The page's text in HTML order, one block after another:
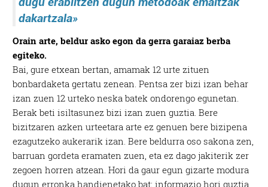
dakartzala»
Orain arte, beldur asko egon da gerra garaiaz berba
egiteko.
Bai, gure etxean bertan, amamak 12 urte zituen
bonbardaketa gertatu zenean. Pentsa zer bizi izan behar
izan zuen 12 urteko neska batek ondorengo egunetan.
Berak beti isiltasunez bizi izan zuen guztia. Bere
bizitzaren azken urteetara arte ez genuen bere bizipena
ezagutzeko aukerarik izan. Bere beldurra oso sakona zen,
barruan gordeta eramaten zuen, eta ez dago jakiterik zer
zegoen horren atzean. Hori da gaur egun gizarte modura
dugun erronka handienetako bat: informazio hori guztia